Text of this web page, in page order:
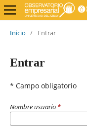
Inicio / Entrar
Entrar
* Campo obligatorio
Nombre usuario *